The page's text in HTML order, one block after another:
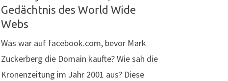
Gedächtnis des World Wide
Webs
Was war auf facebook.com, bevor Mark
Zuckerberg die Domain kaufte? Wie sah die
Kronenzeitung im Jahr 2001 aus? Diese